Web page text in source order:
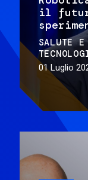
il
SALUTE E
01 Luglio